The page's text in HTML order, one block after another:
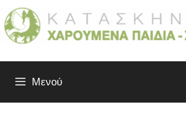
Μετάβαση
σε
περιεχόμενο
Μενού